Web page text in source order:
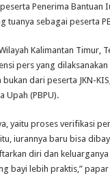
Penerima Bantuan
tuanya sebagai peserta
Kalimantan Timur,
pers yang dilaksanakan
dari peserta JKN-
Upah (PBPU).
yaitu proses verifikasi
iurannya baru bisa
diri dan
bayi lebih praktis,”